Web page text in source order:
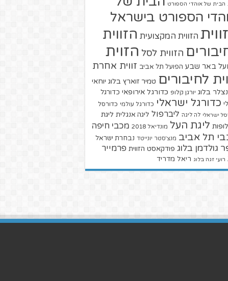
הבית של אוהדי הספורט
הספורט בישראל
הזווית המקצועית הזווית
הזווית לסל הזוית
באר שבע הפועל תל אביב זווית אחרת
לחיבורים טמיר זוארץ בלוג יוחאי
בלוג יורגן קלופ כדורגל אירופאי כדורגל
כדורגל ישראלי כדורגל עולמי כדורסל
ישראלי לה ליגה ליברפול ליגה אנגלית ליגת
ליגת העל מונדיאל 2018 מכבי חיפה
תל אביב מנצ'סטר יונייטד נבחרת ישראל
גולדמן בלוג פודקאסט הזווית פרמייר
רועי זגה בלוג ריאל מדריד